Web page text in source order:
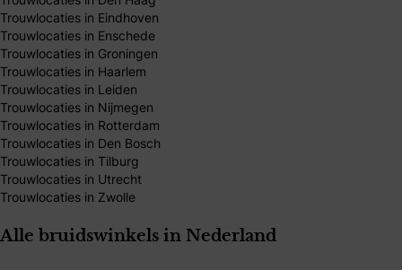
Trouwlocaties in Eindhoven
Trouwlocaties in Enschede
Trouwlocaties in Groningen
Trouwlocaties in Haarlem
Trouwlocaties in Leiden
Trouwlocaties in Nijmegen
Trouwlocaties in Rotterdam
Trouwlocaties in Den Bosch
Trouwlocaties in Tilburg
Trouwlocaties in Utrecht
Trouwlocaties in Zwolle
Alle bruidswinkels in Nederland